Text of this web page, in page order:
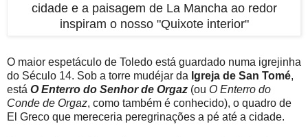
cidade e a paisagem de La Mancha ao redor
inspiram o nosso "Quixote interior"
O maior espetáculo de Toledo está guardado numa igrejinha
do Século 14. Sob a torre mudéjar da Igreja de San Tomé,
está O Enterro do Senhor de Orgaz (ou O Enterro do
Conde de Orgaz, como também é conhecido), o quadro de
El Greco que mereceria peregrinações a pé até a cidade.